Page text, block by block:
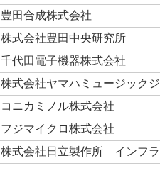
豊田合成株式会社
株式会社豊田中央研究所
千代田電子機器株式会社
株式会社ヤマハミュージック
コニカミノル株式会社
フジマイクロ株式会社
株式会社日立製作所 インフ